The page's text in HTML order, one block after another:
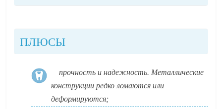
ПЛЮСЫ
прочность и надежность. Металлические
конструкции редко ломаются или
деформируются;